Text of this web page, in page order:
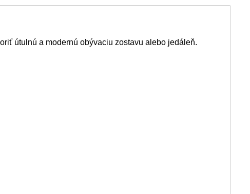
útulnú a modernú obývaciu zostavu alebo jedáleň.